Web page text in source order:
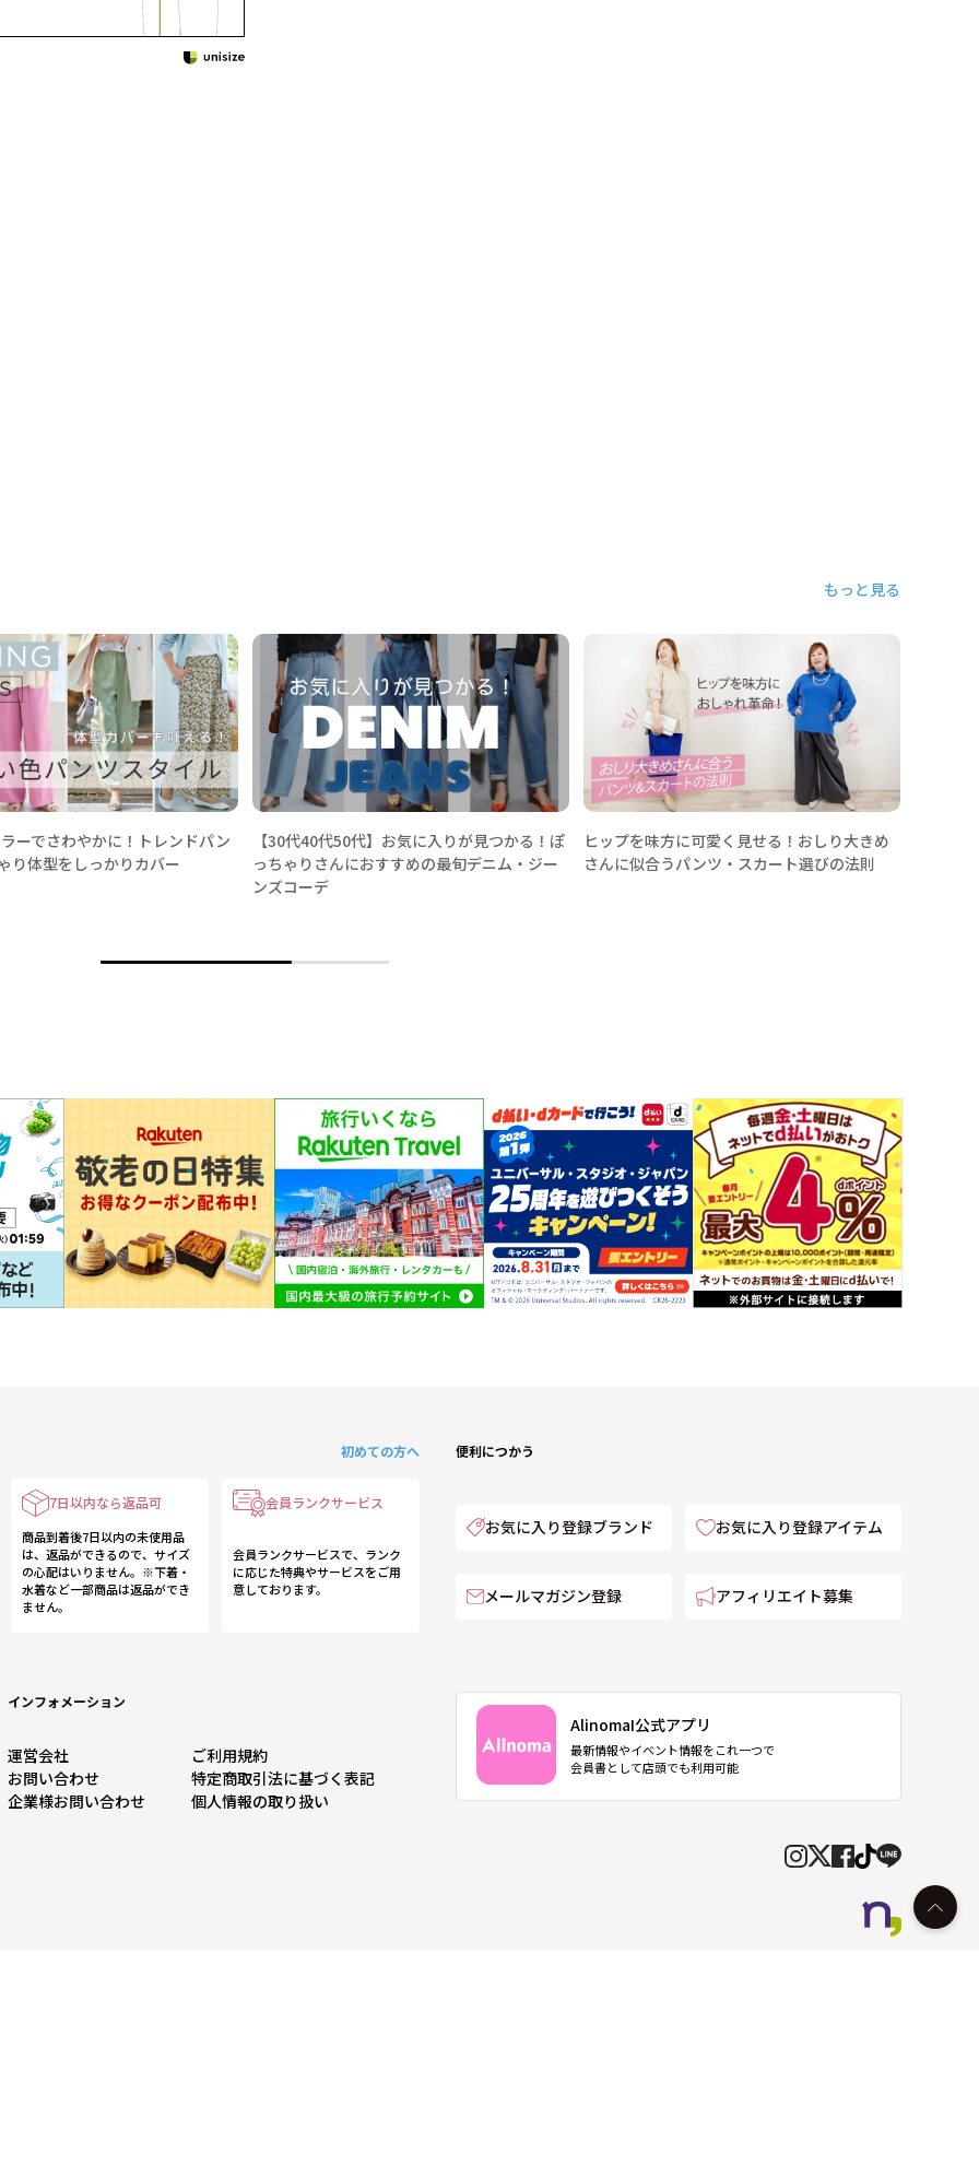
もっと見る
ーでさわやかに！トレンドパン
り体型をしっかりカバー
【30代40代50代】お気に入りが見つかる！ぽ
っちゃりさんにおすすめの最旬デニム・ジー
ンズコーデ
ヒップを味方に可愛く見せる！おしり大きめ
さんに似合うパンツ・スカート選びの法則
初めての方へ
7日以内なら返品可
商品到着後7日以内の未使用品
は、返品ができるので、サイズ
の心配はいりません。※下着・
水着など一部商品は返品ができ
ません。
会員ランクサービス
会員ランクサービスで、ランク
に応じた特典やサービスをご用
意しております。
便利につかう
お気に入り登録ブランド お気に入り登録アイテム
メールマガジン登録 アフィリエイト募集
インフォメーション
運営会社
ご利用規約
お問い合わせ
特定商取引法に基づく表記
企業様お問い合わせ
個人情報の取り扱い
AlinomaI公式アプリ
最新情報やイベント情報をこれ一つで
会員書として店頭でも利用可能